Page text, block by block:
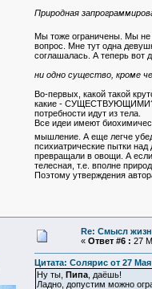
Природная
Мы тоже ограничены. Мы
вопрос. Мне тут одна
соглашалась. А теперь вот
ни одно существо, кроме
Во-первых, какой такой
какие -
потребности идут из тела.
Все идеи имеют
мышление. А еще легче
психиатрические пытки
превращали в овощи. А если
телесная, т.е. вполне
Поэтому утверждения
Re: Смысл
« Ответ #6 : 27
Цитата: Солярис от 27 Мая
Ну ты,
Пипа, даёшь!
Ладно, допустим можно